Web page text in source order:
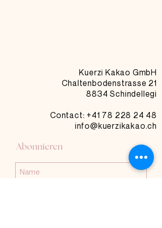
Kuerzi Kakao GmbH
Chaltenbodenstrasse 21
8834 Schindellegi
Contact: +41 78 228 24 48
info@kuerzikakao.ch
Abonnieren